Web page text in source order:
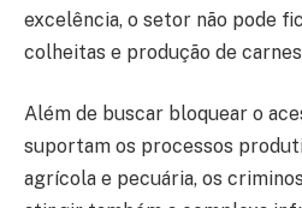
excelência, o setor não pode
colheitas e produção de
Além de buscar bloquear o
suportam os processos
agrícola e pecuária, os